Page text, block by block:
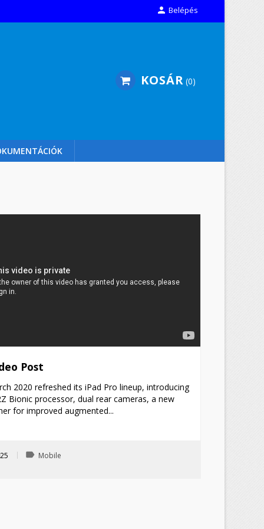
 Belépés
KOSÁR 0
Post
2020 refreshed its iPad Pro lineup, introducing
Bionic processor, dual rear cameras, a new
for improved augmented...
label Mobile